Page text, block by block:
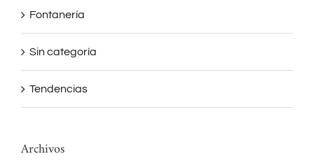
Fontanería
Sin categoría
Tendencias
Archivos